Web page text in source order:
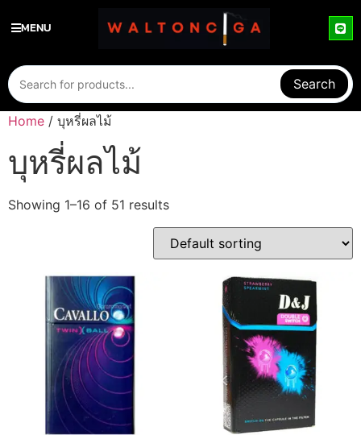
MENU
Search
Home / บุหรี่ผลไม้
บุหรี่ผลไม้
Showing 1–16 of 51 results